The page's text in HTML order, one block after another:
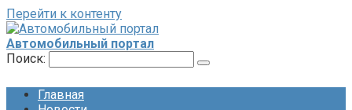
Перейти к контенту
Автомобильный портал
Поиск:
Главная